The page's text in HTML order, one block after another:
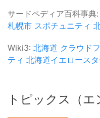
サードペディア百科事典:
札幌市 スポチュニティ
Wiki3: 北海道 クラウド
ティ 北海道イエロース
トピックス（エ